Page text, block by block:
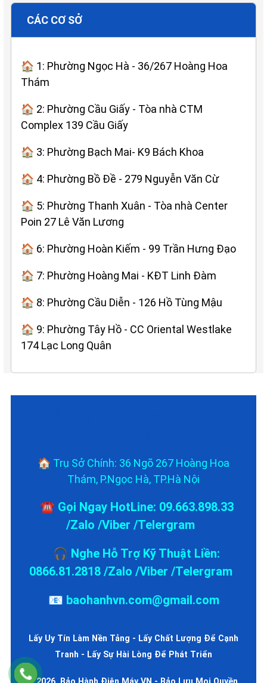
CÁC CƠ SỞ
🏠 1: Phường Ngọc Hà - 36/267 Hoàng Hoa
Thám
🏠 2: Phường Cầu Giấy - Tòa nhà CTM
Complex 139 Cầu Giấy
🏠 3: Phường Bạch Mai- K9 Bách Khoa
🏠 4: Phường Bồ Đề - 279 Nguyễn Văn Cừ
🏠 5: Phường Thanh Xuân - Tòa nhà Center
Poin 27 Lê Văn Lương
🏠 6: Phường Hoàn Kiếm - 99 Trần Hưng Đạo
🏠 7: Phường Hoàng Mai - KĐT Linh Đàm
🏠 8: Phường Cầu Diễn - 126 Hồ Tùng Mậu
🏠 9: Phường Tây Hồ - CC Oriental Westlake
174 Lạc Long Quân
🏠 Trụ Sở Chính: 36 Ngõ 267 Hoàng Hoa
Thám, P.Ngọc Hà, TP.Hà Nội
☎️ Gọi Ngay HotLine: 09.663.898.33
/Zalo /Viber /Telergram
🎧 Nghe Hỗ Trợ Kỹ Thuật Liền:
0866.81.2818 /Zalo /Viber /Telergram
📧 baohanhvn.com@gmail.com
Lấy Uy Tín Làm Nền Tảng - Lấy Chất Lượng Để Cạnh
Tranh - Lấy Sự Hài Lòng Để Phát Triển